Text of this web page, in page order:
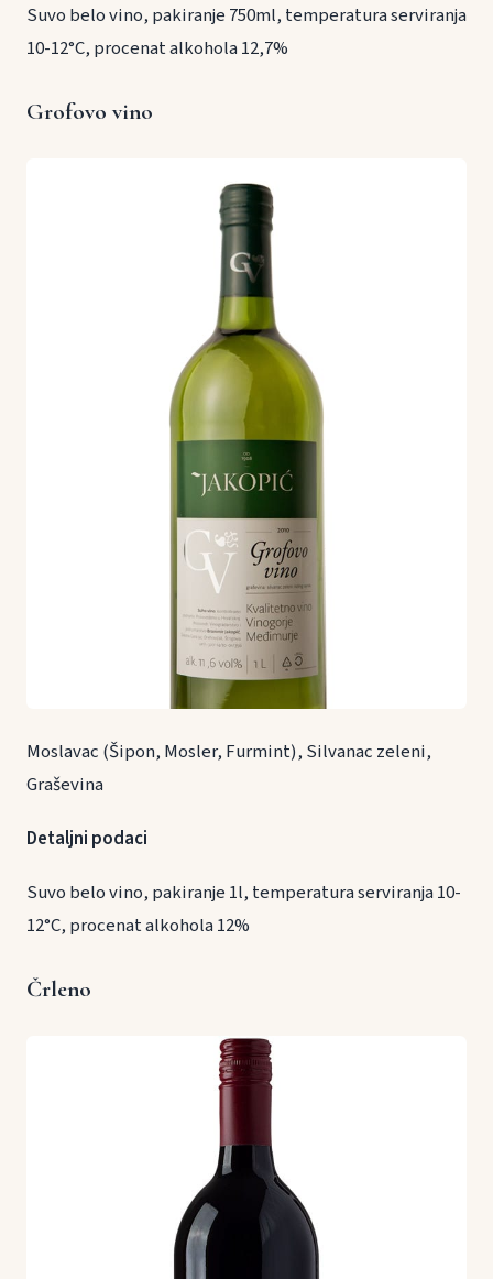
Suvo belo vino, pakiranje 750ml, temperatura serviranja
10-12°C, procenat alkohola 12,7%
Grofovo vino
Moslavac (Šipon, Mosler, Furmint), Silvanac zeleni,
Graševina
Detaljni podaci
Suvo belo vino, pakiranje 1l, temperatura serviranja 10-
12°C, procenat alkohola 12%
Črleno